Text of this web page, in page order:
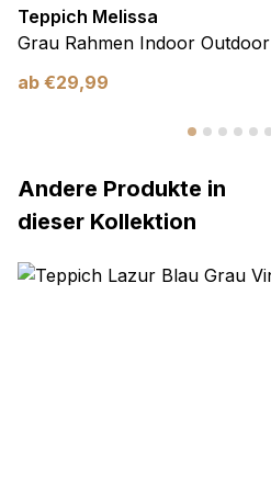
Teppich Melissa
Grau Rahmen Indoor Outdoor
ab €29,99
Andere Produkte in
dieser Kollektion